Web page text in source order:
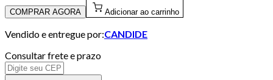
COMPRAR AGORA Adicionar ao carrinho
Vendido e entregue por:CANDIDE
Consultar frete e prazo